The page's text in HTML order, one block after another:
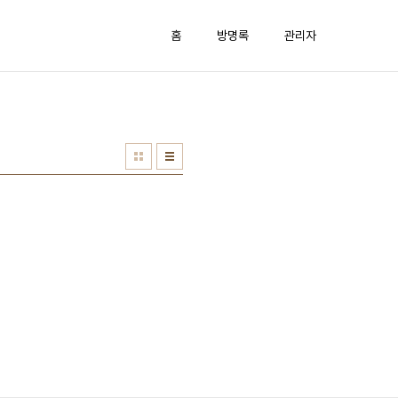
홈 방명록 관리자